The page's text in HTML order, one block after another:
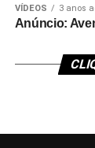
VÍDEOS 3 anos
Anúncio: